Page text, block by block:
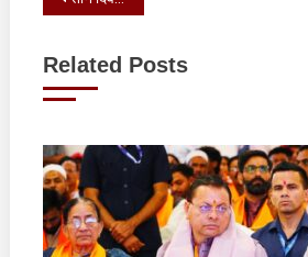
Related Posts